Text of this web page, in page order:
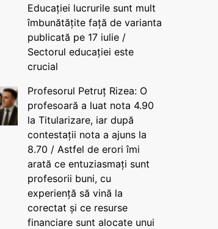
Educației lucrurile sunt mult
îmbunătățite față de varianta
publicată pe 17 iulie /
Sectorul educației este
crucial
Profesorul Petruț Rizea: O
profesoară a luat nota 4.90
la Titularizare, iar după
contestații nota a ajuns la
8.70 / Astfel de erori îmi
arată ce entuziasmați sunt
profesorii buni, cu
experiență să vină la
corectat și ce resurse
financiare sunt alocate unui